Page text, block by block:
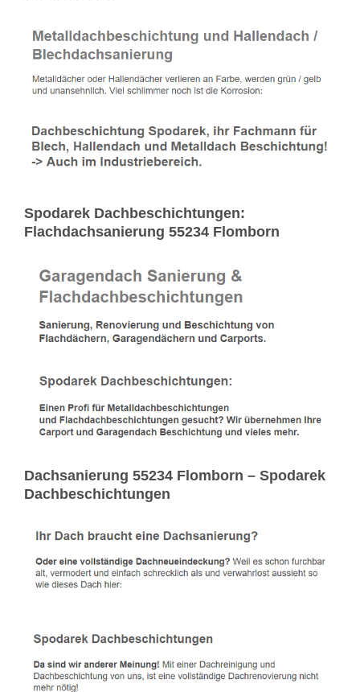
Spodarek Dachbeschichtungen:
Flachdachsanierung 55234 Flomborn
Dachsanierung 55234 Flomborn – Spodarek
Dachbeschichtungen